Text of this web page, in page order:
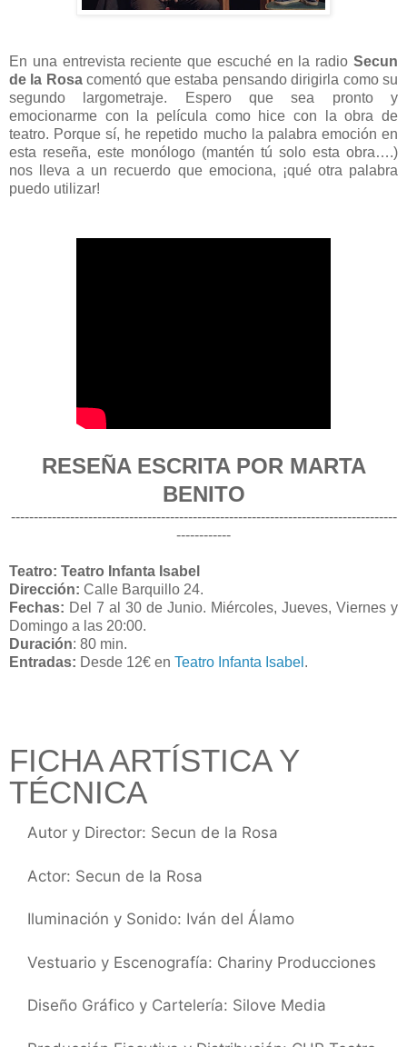
En una entrevista reciente que escuché en la radio Secun
de la Rosacomentó que estaba pensando dirigirla como su
segundo largometraje. Espero que sea pronto y
emocionarme con la película como hice con la obra de
teatro. Porque sí, he repetido mucho la palabra emoción en
esta reseña, este monólogo (mantén tú solo esta obra….)
nos lleva a un recuerdo que emociona, ¡qué otra palabra
puedo utilizar!
RESEÑA ESCRITA POR MARTA
BENITO
-------------------------------------------------------------------------------------
------------
Teatro: Teatro Infanta Isabel
Dirección: Calle Barquillo 24.
Fechas: Del 7 al 30 de Junio. Miércoles, Jueves, Viernes y
Domingo a las 20:00.
Duración: 80 min.
Entradas: Desde 12€ en Teatro Infanta Isabel .
FICHA ARTÍSTICA Y
TÉCNICA
Autor y Director: Secun de la Rosa
Actor: Secun de la Rosa
Iluminación y Sonido: Iván del Álamo
Vestuario y Escenografía: Chariny Producciones
Diseño Gráfico y Cartelería: Silove Media